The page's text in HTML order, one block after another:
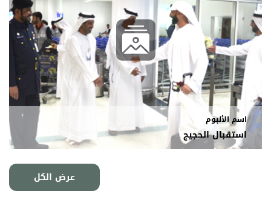
اسم الألبوم
استقبال الحجيج
عرض الكل